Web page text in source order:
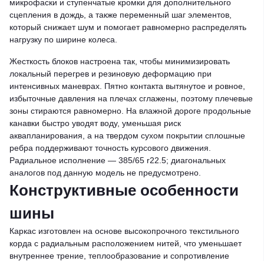
микрофаски и ступенчатые кромки для дополнительного
сцепления в дождь, а также переменный шаг элементов,
который снижает шум и помогает равномерно распределять
нагрузку по ширине колеса.
Жесткость блоков настроена так, чтобы минимизировать
локальный перегрев и резиновую деформацию при
интенсивных маневрах. Пятно контакта вытянутое и ровное,
избыточные давления на плечах сглажены, поэтому плечевые
зоны стираются равномерно. На влажной дороге продольные
канавки быстро уводят воду, уменьшая риск
аквапланирования, а на твердом сухом покрытии сплошные
ребра поддерживают точность курсового движения.
Радиальное исполнение — 385/65 r22.5; диагональных
аналогов под данную модель не предусмотрено.
Конструктивные особенности
шины
Каркас изготовлен на основе высокопрочного текстильного
корда с радиальным расположением нитей, что уменьшает
внутреннее трение, теплообразование и сопротивление